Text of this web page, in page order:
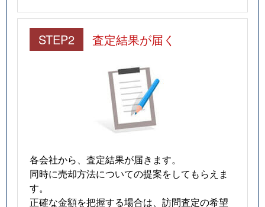
STEP2 査定結果が届く
各会社から、査定結果が届きます。
同時に売却方法についての提案をしてもらえま
す。
正確な金額を把握する場合は、訪問査定の希望